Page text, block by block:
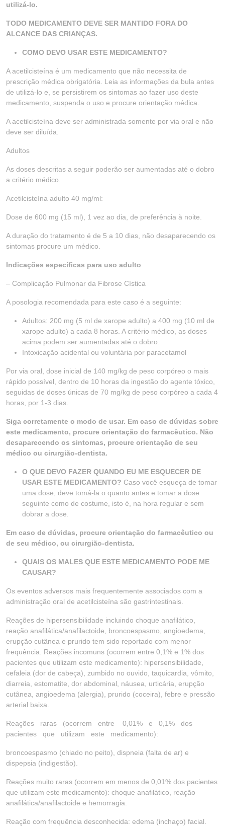
utilizá-lo.
TODO MEDICAMENTO DEVE SER MANTIDO FORA DO
ALCANCE DAS CRIANÇAS.
COMO DEVO USAR ESTE MEDICAMENTO?
A acetilcisteína é um medicamento que não necessita de
prescrição médica obrigatória. Leia as informações da bula antes
de utilizá-lo e, se persistirem os sintomas ao fazer uso deste
medicamento, suspenda o uso e procure orientação médica.
A acetilcisteína deve ser administrada somente por via oral e não
deve ser diluída.
Adultos
As doses descritas a seguir poderão ser aumentadas até o dobro
a critério médico.
Acetilcisteína adulto 40 mg/ml:
Dose de 600 mg (15 ml), 1 vez ao dia, de preferência à noite.
A duração do tratamento é de 5 a 10 dias, não desaparecendo os
sintomas procure um médico.
Indicações específicas para uso adulto
– Complicação Pulmonar da Fibrose Cística
A posologia recomendada para este caso é a seguinte:
Adultos: 200 mg (5 ml de xarope adulto) a 400 mg (10 ml de
xarope adulto) a cada 8 horas. A critério médico, as doses
acima podem ser aumentadas até o dobro.
Intoxicação acidental ou voluntária por paracetamol
Por via oral, dose inicial de 140 mg/kg de peso corpóreo o mais
rápido possível, dentro de 10 horas da ingestão do agente tóxico,
seguidas de doses únicas de 70 mg/kg de peso corpóreo a cada 4
horas, por 1-3 dias.
Siga corretamente o modo de usar. Em caso de dúvidas sobre
este medicamento, procure orientação do farmacêutico. Não
desaparecendo os sintomas, procure orientação de seu
médico ou cirurgião-dentista.
O QUE DEVO FAZER QUANDO EU ME ESQUECER DE
USAR ESTE MEDICAMENTO? Caso você esqueça de tomar
uma dose, deve tomá-la o quanto antes e tomar a dose
seguinte como de costume, isto é, na hora regular e sem
dobrar a dose.
Em caso de dúvidas, procure orientação do farmacêutico ou
de seu médico, ou cirurgião-dentista.
QUAIS OS MALES QUE ESTE MEDICAMENTO PODE ME
CAUSAR?
Os eventos adversos mais frequentemente associados com a
administração oral de acetilcisteína são gastrintestinais.
Reações de hipersensibilidade incluindo choque anafilático,
reação anafilática/anafilactoide, broncoespasmo, angioedema,
erupção cutânea e prurido tem sido reportado com menor
frequência. Reações incomuns (ocorrem entre 0,1% e 1% dos
pacientes que utilizam este medicamento): hipersensibilidade,
cefaleia (dor de cabeça), zumbido no ouvido, taquicardia, vômito,
diarreia, estomatite, dor abdominal, náusea, urticária, erupção
cutânea, angioedema (alergia), prurido (coceira), febre e pressão
arterial baixa.
Reações raras (ocorrem entre 0,01% e 0,1% dos
pacientes que utilizam este medicamento):
broncoespasmo (chiado no peito), dispneia (falta de ar) e
dispepsia (indigestão).
Reações muito raras (ocorrem em menos de 0,01% dos pacientes
que utilizam este medicamento): choque anafilático, reação
anafilática/anafilactoide e hemorragia.
Reação com frequência desconhecida: edema (inchaço) facial.